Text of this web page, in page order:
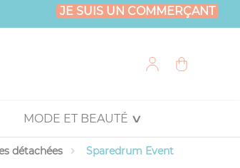
JE SUIS UN COMMERÇANT
MODE ET BEAUTÉ
détachées Sparedrum Event